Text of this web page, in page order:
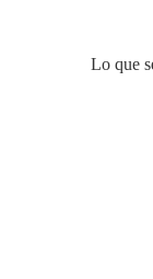
Lo que